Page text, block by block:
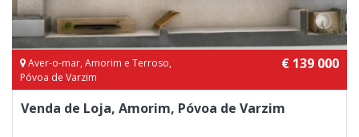
Aver-o-mar, Amorim e Terroso,
Póvoa de Varzim
€ 139 000
Venda de Loja, Amorim, Póvoa de Varzim